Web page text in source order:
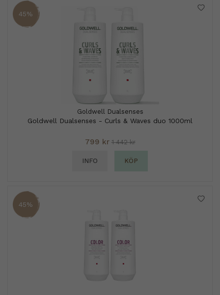
45%
Goldwell Dualsenses
Goldwell Dualsenses - Curls & Waves duo 1000ml
799 kr 1 442 kr
INFO KÖP
45%